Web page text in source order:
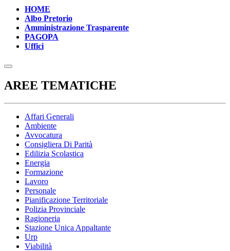
HOME
Albo Pretorio
Amministrazione Trasparente
PAGOPA
Uffici
AREE TEMATICHE
Affari Generali
Ambiente
Avvocatura
Consigliera Di Parità
Edilizia Scolastica
Energia
Formazione
Lavoro
Personale
Pianificazione Territoriale
Polizia Provinciale
Ragioneria
Stazione Unica Appaltante
Urp
Viabilità